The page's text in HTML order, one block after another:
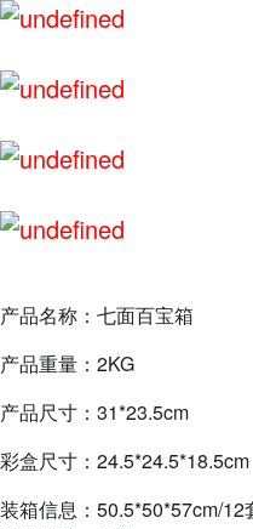
产品名称：七面百宝箱
产品重量：2KG
产品尺寸：31*23.5cm
彩盒尺寸：24.5*24.5*18.5cm
装箱信息：50.5*50*57cm/12